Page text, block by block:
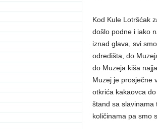
Kod Kule Lotršćak
došlo podne i iako
iznad glava, svi
odredišta, do
do Muzeja kiša
Muzej je prosječne
otkrića kakaovca
štand sa slavinama
količinama pa smo